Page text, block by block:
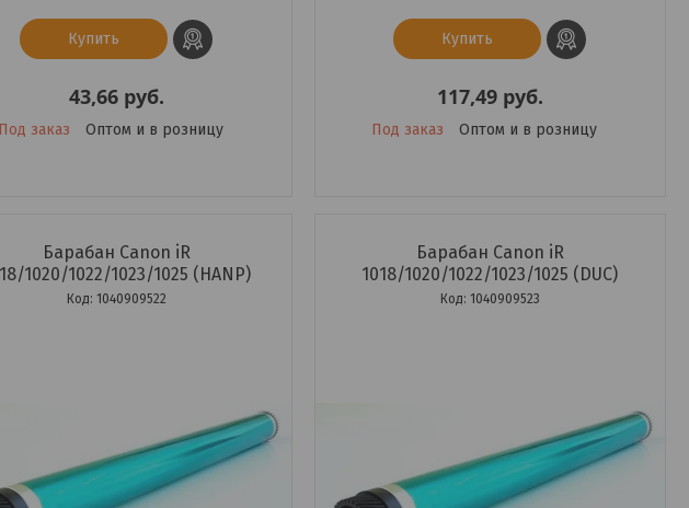
Купить
43,66 руб.
Под заказ Оптом и в розницу
Купить
117,49 руб.
Под заказ Оптом и в розницу
Барабан Canon iR
1020/1022/1023/1025 (HANP)
1040909522
Барабан Canon iR
1018/1020/1022/1023/1025 (DUC)
1040909523